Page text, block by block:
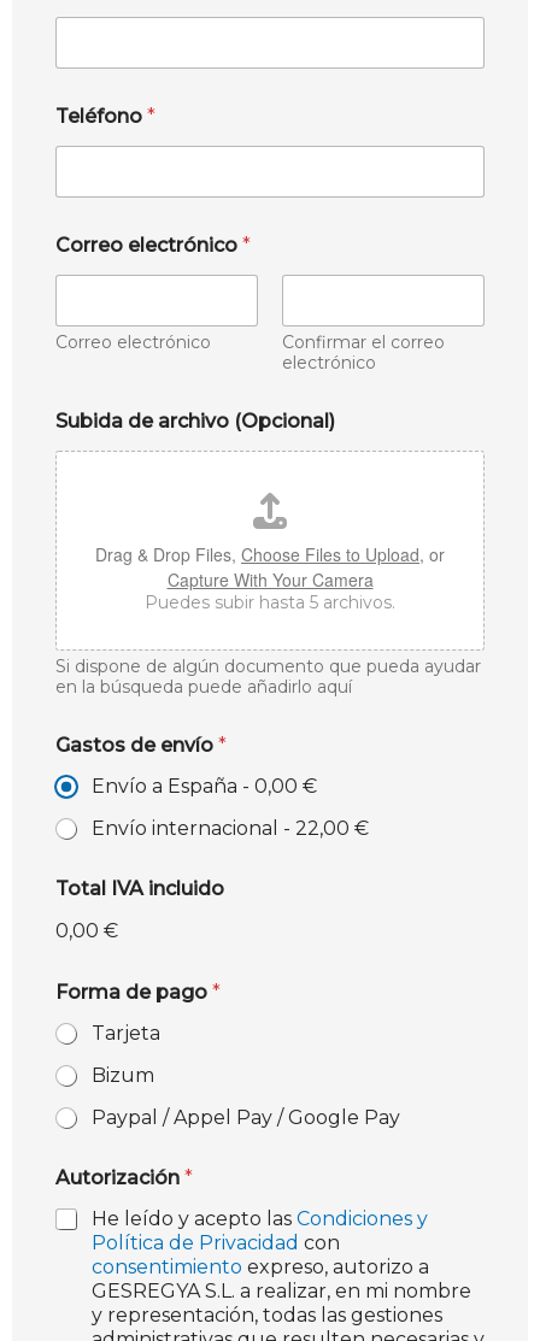
Teléfono *
Correo electrónico *
Correo electrónico
Confirmar el correo
electrónico
Subida de archivo (Opcional)
Drag & Drop Files, Choose Files to Upload, or
Capture With Your Camera
Puedes subir hasta 5 archivos.
Si dispone de algún documento que pueda ayudar
en la búsqueda puede añadirlo aquí
Gastos de envío *
Envío a España - 0,00 €
Envío internacional - 22,00 €
Total IVA incluido
0,00 €
Forma de pago *
Tarjeta
Bizum
Paypal / Appel Pay / Google Pay
Autorización *
He leído y acepto las Condiciones y
Política de Privacidad con
consentimiento expreso, autorizo a
GESREGYA S.L. a realizar, en mi nombre
y representación, todas las gestiones